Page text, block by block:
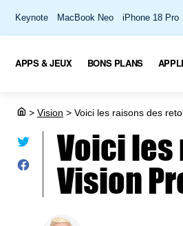
Keynote MacBook Neo iPhone 18 Pro
APPS & JEUX BONS PLANS
> Vision > Voici les raisons des
Voici
Vision